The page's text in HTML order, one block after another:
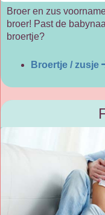
Broer en zus
broer! Past de
broertje?
Broertje / zusje